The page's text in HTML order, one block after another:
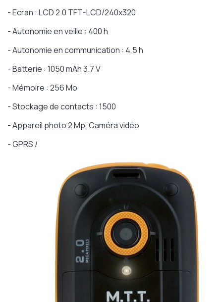
- Ecran : LCD 2.0 TFT-LCD/240x320
- Autonomie en veille : 400 h
- Autonomie en communication : 4,5 h
- Batterie : 1050 mAh 3.7 V
- Mémoire : 256 Mo
- Stockage de contacts : 1500
- Appareil photo 2 Mp, Caméra vidéo
- GPRS /